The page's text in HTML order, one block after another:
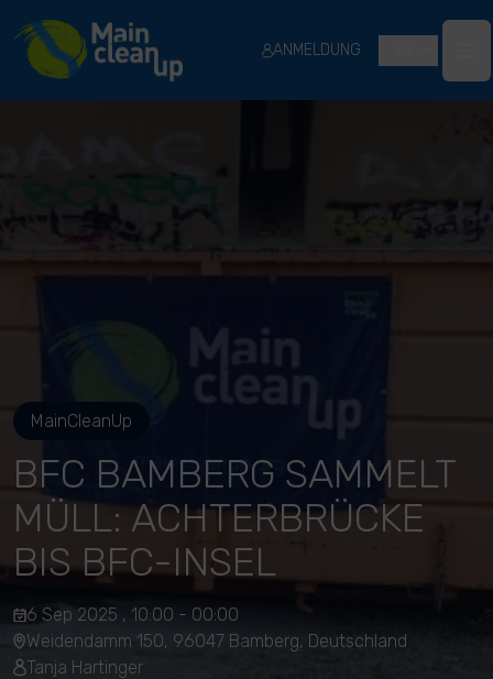
River Cleanup
ANMELDUNG
MainCleanUp
BFC BAMBERG SAMMELT
MÜLL: ACHTERBRÜCKE
BIS BFC-INSEL
6 Sep 2025 , 10:00 - 00:00
Weidendamm 150, 96047 Bamberg, Deutschland
Tanja Hartinger